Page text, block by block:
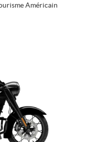
Américain